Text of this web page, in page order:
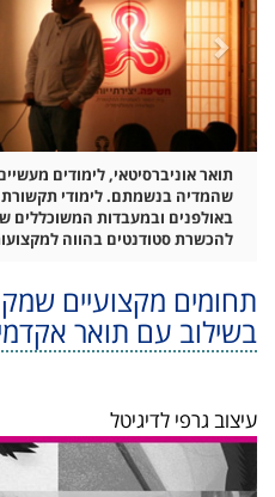
תואר אוניברסיטאי, לימודים
שהמדיה בנשמתם. לימודי תקשורת
באולפנים ובמעבדות המשוכללים
להכשרת סטודנטים בהווה
תחומים מקצועיים
בשילוב עם תואר
עיצוב גרפי לדיגיטל